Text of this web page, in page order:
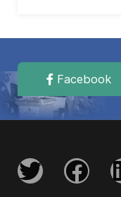
Facebook